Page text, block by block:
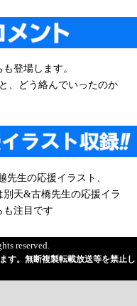
登場します。
、どう絡んでいったのか
先生の応援イラスト、
別天&古橋先生の応援イラ
も注目です
reserved.
す。無断複製転載放送等を禁止し